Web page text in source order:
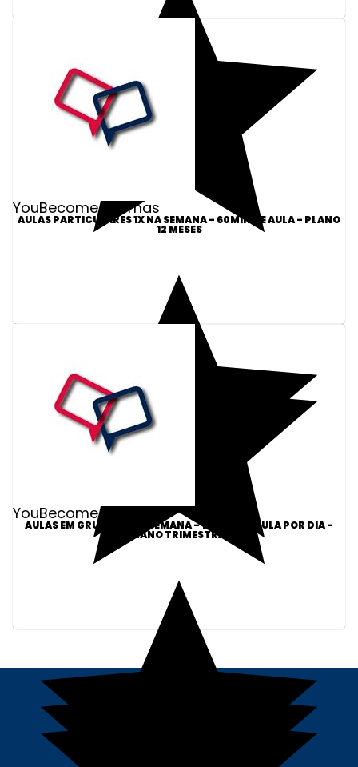
YouBecome Idiomas
AULAS PARTICULARES 1X NA SEMANA - 60MIN DE AULA - PLANO
12 MESES
YouBecome Idiomas
AULAS EM GRUPO 5X NA SEMANA - 1 HORA DE AULA POR DIA -
PLANO TRIMESTRAL